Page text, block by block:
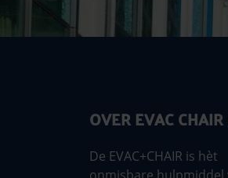
OVER EVAC
De EVAC+CHAIR is hèt
onmisbare hulpmiddel